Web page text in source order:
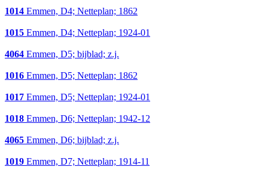
1014 Emmen, D4; Netteplan; 1862
1015 Emmen, D4; Netteplan; 1924-01
4064 Emmen, D5; bijblad; z.j.
1016 Emmen, D5; Netteplan; 1862
1017 Emmen, D5; Netteplan; 1924-01
1018 Emmen, D6; Netteplan; 1942-12
4065 Emmen, D6; bijblad; z.j.
1019 Emmen, D7; Netteplan; 1914-11